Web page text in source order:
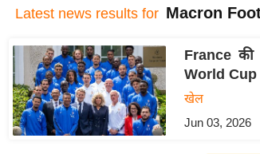
Latest news results for Macron
France की
World Cup
खेल
Jun 03, 2026